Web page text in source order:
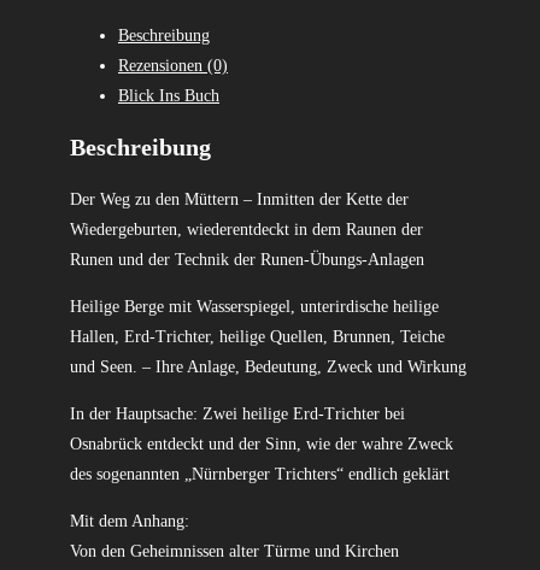
Beschreibung
Rezensionen (0)
Blick Ins Buch
Beschreibung
Der Weg zu den Müttern – Inmitten der Kette der
Wiedergeburten, wiederentdeckt in dem Raunen der
Runen und der Technik der Runen-Übungs-Anlagen
Heilige Berge mit Wasserspiegel, unterirdische heilige
Hallen, Erd-Trichter, heilige Quellen, Brunnen, Teiche
und Seen. – Ihre Anlage, Bedeutung, Zweck und Wirkung
In der Hauptsache: Zwei heilige Erd-Trichter bei
Osnabrück entdeckt und der Sinn, wie der wahre Zweck
des sogenannten „Nürnberger Trichters“ endlich geklärt
Mit dem Anhang:
Von den Geheimnissen alter Türme und Kirchen